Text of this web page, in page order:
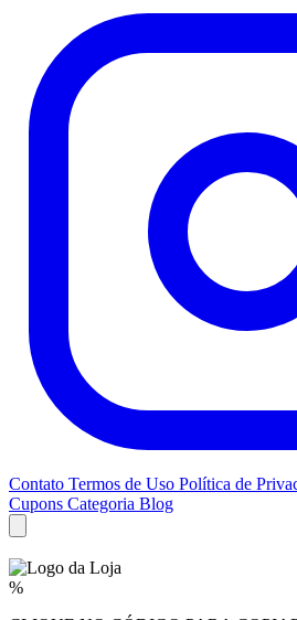
Contato Termos de Uso Política de
Cupons Categoria Blog
%